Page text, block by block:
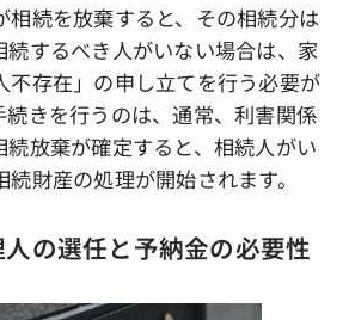
続を放棄すると、その相続分は
続するべき人がいない場合は、家
不存在」の申し立てを行う必要が
続きを行うのは、通常、利害関係
放棄が確定すると、相続人がい
財産の処理が開始されます。
の選任と予納金の必要性